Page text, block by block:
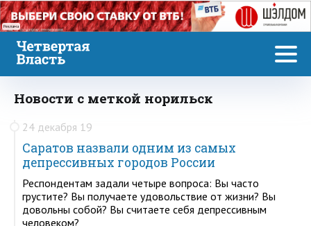
Реклама
Новости с меткой норильск
24 декабря 19
Саратов назвали одним из самых
депрессивных городов России
Респондентам задали четыре вопроса: Вы часто
грустите? Вы получаете удовольствие от жизни? Вы
довольны собой? Вы считаете себя депрессивным
человеком?